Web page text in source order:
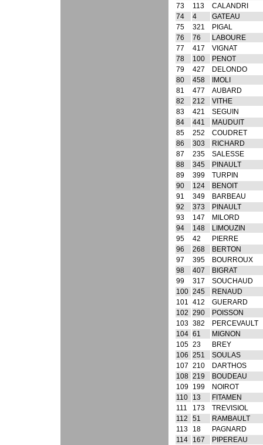
73
113
CALANDRI
74
4
GATEAU
75
321
PIGAL
76
76
LABOURE
77
417
VIGNAT
78
100
PENOT
79
427
DELONDO
80
458
IMOLI
81
477
AUBARD
82
212
VITHE
83
421
SEGUIN
84
441
MAUDUIT
85
252
COUDRET
86
303
RICHARD
87
235
SALESSE
88
345
PINAULT
89
399
TURPIN
90
124
BENOIT
91
349
BARBEAU
92
373
PINAULT
93
147
MILORD
94
148
LIMOUZIN
95
42
PIERRE
96
268
BERTON
97
395
BOURROUX
98
407
BIGRAT
99
317
SOUCHAUD
100 245
RENAUD
101 412
GUERARD
102 290
POISSON
103 382
PERCEVAULT
104 61
MIGNON
105 23
BREY
106 251
SOULAS
107 210
DARTHOS
108 219
BOUDEAU
109 199
NOIROT
110
13
FITAMEN
111
173
TREVISIOL
112
51
RAMBAULT
113
18
PAGNARD
114
167 PIPEREAU